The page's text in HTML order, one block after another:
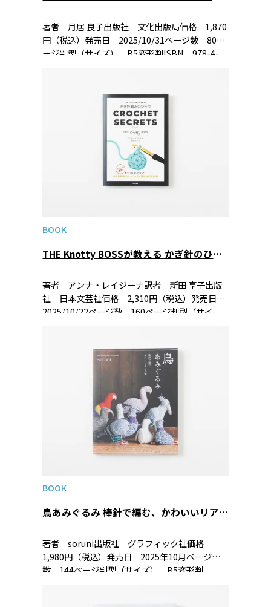
著者 月居 良子出版社 文化出版局価格 1,870
円（税込）発売日 2025/10/31ページ数 80ペ
ージ判型（サイズ） B5変形判ISBN 978-4-
BOOK
THE Knotty BOSSが教える かぎ針のひみつ
著者 アンナ・レイジーナ訳者 新田 享子出版
社 日本文芸社価格 2,310円（税込）発売日
2025/10/22ページ数 160ページ判型（サイ
BOOK
鳥あみぐるみ 棒針で編む、かわいいリアル鳥類
著者 soruni出版社 グラフィック社価格
1,980円（税込）発売日 2025年10月ページ
数 144ページ判型（サイズ） B5変形判